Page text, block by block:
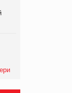
«УкраМарин»